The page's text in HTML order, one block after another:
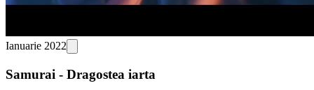
Ianuarie 2022
Samurai - Dragostea iarta